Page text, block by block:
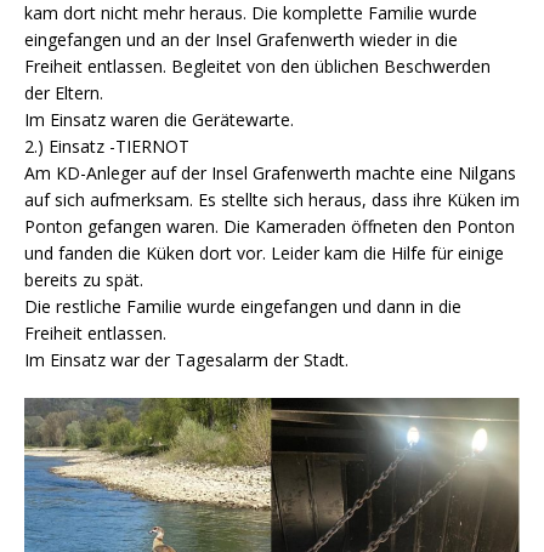
kam dort nicht mehr heraus. Die komplette Familie wurde
eingefangen und an der Insel Grafenwerth wieder in die
Freiheit entlassen. Begleitet von den üblichen Beschwerden
der Eltern.
Im Einsatz waren die Gerätewarte.
2.) Einsatz -TIERNOT
Am KD-Anleger auf der Insel Grafenwerth machte eine Nilgans
auf sich aufmerksam. Es stellte sich heraus, dass ihre Küken im
Ponton gefangen waren. Die Kameraden öffneten den Ponton
und fanden die Küken dort vor. Leider kam die Hilfe für einige
bereits zu spät.
Die restliche Familie wurde eingefangen und dann in die
Freiheit entlassen.
Im Einsatz war der Tagesalarm der Stadt.